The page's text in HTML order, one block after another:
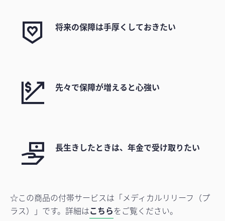
将来の保障は手厚くしておきたい
先々で保障が増えると心強い
長生きしたときは、年金で受け取りたい
☆この商品の付帯サービスは「メディカルリリーフ（プ
ラス）」です。詳細はこちらをご覧ください。